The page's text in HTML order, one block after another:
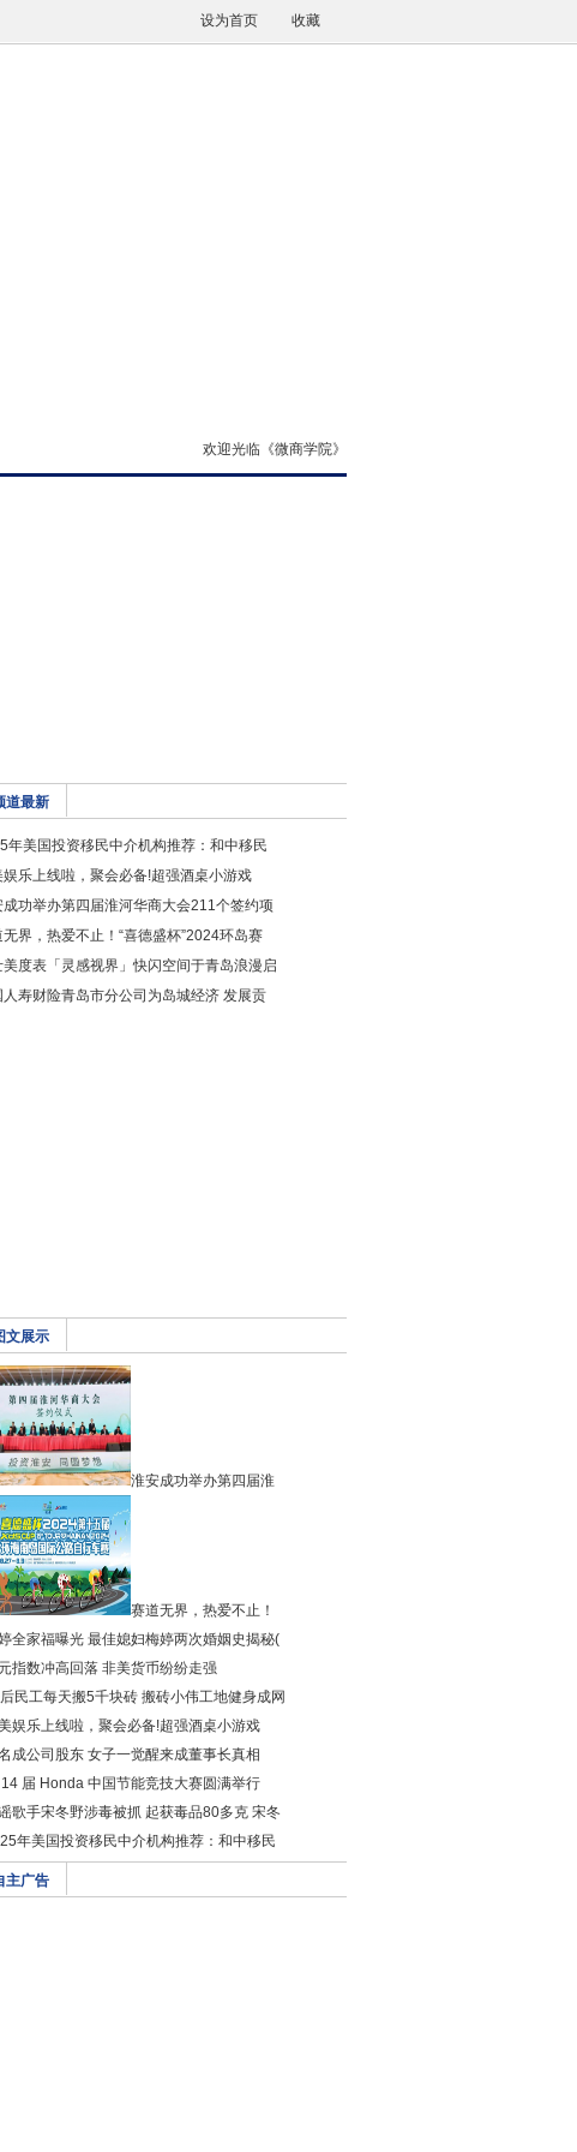
设为首页 收藏
欢迎光临《微商学院》
道最新
年美国投资移民中介机构推荐：和中移民
娱乐上线啦，聚会必备!超强酒桌小游戏
成功举办第四届淮河华商大会211个签约项
无界，热爱不止！“喜德盛杯”2024环岛赛
美度表「灵感视界」快闪空间于青岛浪漫启
人寿财险青岛市分公司为岛城经济 发展贡
文展示
淮安成功举办第四届淮
赛道无界，热爱不止！
全家福曝光 最佳媳妇梅婷两次婚姻史揭秘(
指数冲高回落 非美货币纷纷走强
民工每天搬5千块砖 搬砖小伟工地健身成网
娱乐上线啦，聚会必备!超强酒桌小游戏
成公司股东 女子一觉醒来成董事长真相
届 Honda 中国节能竞技大赛圆满举行
歌手宋冬野涉毒被抓 起获毒品80多克 宋冬
年美国投资移民中介机构推荐：和中移民
主广告